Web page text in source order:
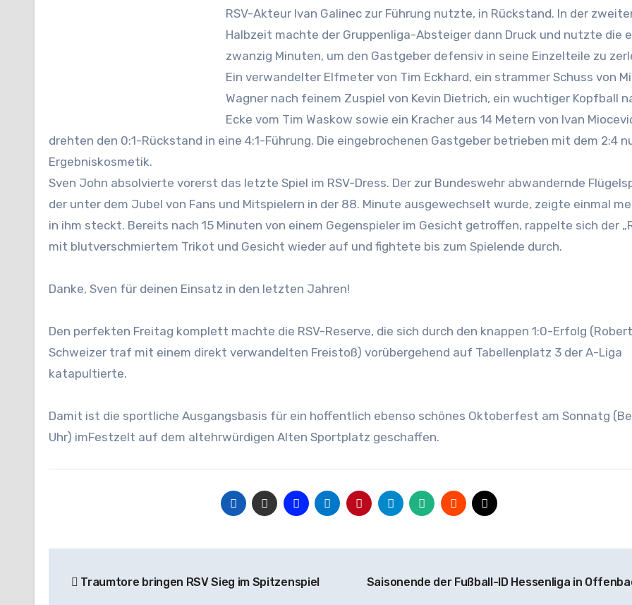
RSV-Akteur Ivan Galinec zur Führung nutzte, in Rückstand. In der
Halbzeit machte der Gruppenliga-Absteiger dann Druck und nutzte die
zwanzig Minuten, um den Gastgeber defensiv in seine Einzelteile zu
Ein verwandelter Elfmeter von Tim Eckhard, ein strammer Schuss von
Wagner nach feinem Zuspiel von Kevin Dietrich, ein wuchtiger Kopfball
Ecke vom Tim Waskow sowie ein Kracher aus 14 Metern von Ivan
drehten den 0:1-Rückstand in eine 4:1-Führung. Die eingebrochenen Gastgeber betrieben mit dem 2:4
Ergebniskosmetik.
Sven John absolvierte vorerst das letzte Spiel im RSV-Dress. Der zur Bundeswehr abwandernde
der unter dem Jubel von Fans und Mitspielern in der 88. Minute ausgewechselt wurde, zeigte einmal
in ihm steckt. Bereits nach 15 Minuten von einem Gegenspieler im Gesicht getroffen, rappelte sich der
mit blutverschmiertem Trikot und Gesicht wieder auf und fightete bis zum Spielende durch.
Danke, Sven für deinen Einsatz in den letzten Jahren!
Den perfekten Freitag komplett machte die RSV-Reserve, die sich durch den knappen 1:0-Erfolg (Robert
Schweizer traf mit einem direkt verwandelten Freistoß) vorübergehend auf Tabellenplatz 3 der A-Liga
katapultierte.
Damit ist die sportliche Ausgangsbasis für ein hoffentlich ebenso schönes Oktoberfest am Sonnatg
Uhr) imFestzelt auf dem altehrwürdigen Alten Sportplatz geschaffen.
Traumtore bringen RSV Sieg im Spitzenspiel Saisonende der Fußball-ID Hessenliga in